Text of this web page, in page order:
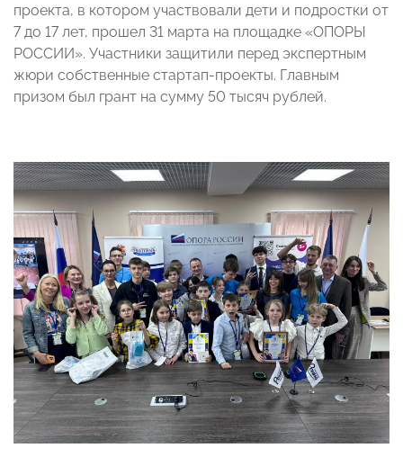
проекта, в котором участвовали дети и подростки от
7 до 17 лет, прошел 31 марта на площадке «ОПОРЫ
РОССИИ». Участники защитили перед экспертным
жюри собственные стартап-проекты. Главным
призом был грант на сумму 50 тысяч рублей.